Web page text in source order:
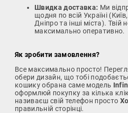
Швидка доставка: Ми
щодня по всій Україні
Дніпро та інші міста). Твій
максимально оперативно.
Як зробити замовлення?
Все максимально просто!
обери дизайн, що тобі
кошику обрана саме модель
оформлюй покупку за кілька
називаєш свій телефон просто
правильній сторінці.